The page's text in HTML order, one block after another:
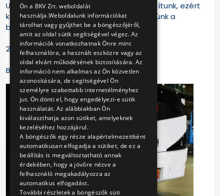
Utasaink véleményére továbbra is számítunk, ezért
kérjük, tapasztalataikat osszák meg velünk a
bkv@bkv.hu e-mail címen.
2023. március 6.
BKV Zrt.
Ön a BKV Zrt. weboldalát
használja.Weboldalunk információkat
tárolhat vagy gyűjthet be a böngészőjéről,
amit az oldal sütik segítségével végez. Az
információk vonatkozhatnak Önre mint
felhasználóra, a használt eszközre vagy az
oldal elvárt működésének biztosítására. Az
információ nem alkalmas az Ön közvetlen
azonosítására, de segítségével Ön
személyre szabottabb internetélményhez
jut. Ön dönti el, hogy engedélyezi-e sütik
használatát. Az alábbiakban Ön
kiválaszthatja azon sütiket, amelyeknek
kezeléséhez hozzájárul.
A böngészők egy része alapértelmezettként
automatikusan elfogadja a sütiket, de ez a
beállítás is megváltoztatható annak
érdekében, hogy a jövőre nézve a
felhasználó megakadályozza az
automatikus elfogadást.
További részletek a böngészők süti